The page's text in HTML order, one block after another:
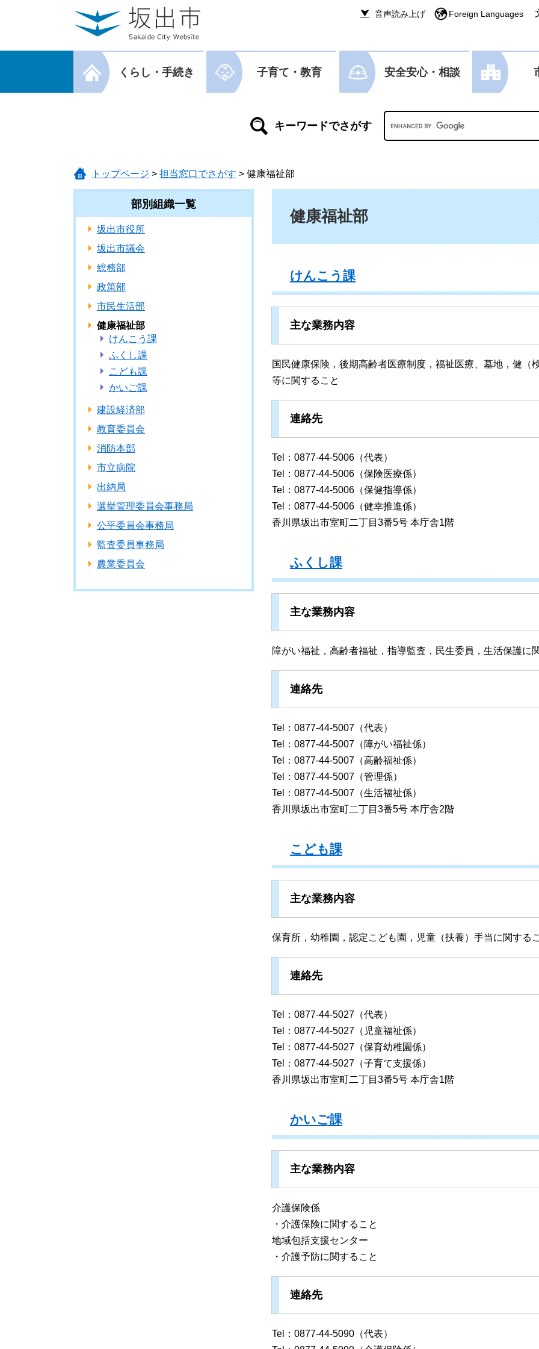
音声読み上げ Foreign Languages
メニューを閉じる
くらし・手続き 子育て・教育 安全安心・相談
Googleカスタム検索
トップページ > 担当窓口でさがす > 健康福祉部
部別組織一覧
坂出市役所
坂出市議会
総務部
政策部
市民生活部
健康福祉部
けんこう課
ふくし課
こども課
かいご課
建設経済部
教育委員会
消防本部
市立病院
出納局
選挙管理委員会事務局
公平委員会事務局
監査委員事務局
農業委員会
健康福祉部
けんこう課
主な業務内容
国民健康保険，後期高齢者医療制度，福祉医療、墓地，健（
等に関すること
連絡先
Tel：0877-44-5006（代表）
Tel：0877-44-5006（保険医療係）
Tel：0877-44-5006（保健指導係）
Tel：0877-44-5006（健幸推進係）
香川県坂出市室町二丁目3番5号 本庁舎1階
ふくし課
主な業務内容
障がい福祉，高齢者福祉，指導監査，民生委員，生活保護に
連絡先
Tel：0877-44-5007（代表）
Tel：0877-44-5007（障がい福祉係）
Tel：0877-44-5007（高齢福祉係）
Tel：0877-44-5007（管理係）
Tel：0877-44-5007（生活福祉係）
香川県坂出市室町二丁目3番5号 本庁舎2階
こども課
主な業務内容
保育所，幼稚園，認定こども園，児童（扶養）手当に関する
連絡先
Tel：0877-44-5027（代表）
Tel：0877-44-5027（児童福祉係）
Tel：0877-44-5027（保育幼稚園係）
Tel：0877-44-5027（子育て支援係）
香川県坂出市室町二丁目3番5号 本庁舎1階
かいご課
主な業務内容
介護保険係
・介護保険に関すること
地域包括支援センター
・介護予防に関すること
連絡先
Tel：0877-44-5090（代表）